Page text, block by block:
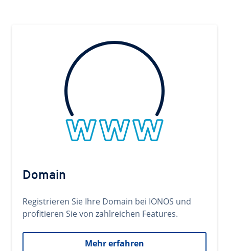
Domain
Registrieren Sie Ihre Domain bei IONOS und
profitieren Sie von zahlreichen Features.
Mehr erfahren